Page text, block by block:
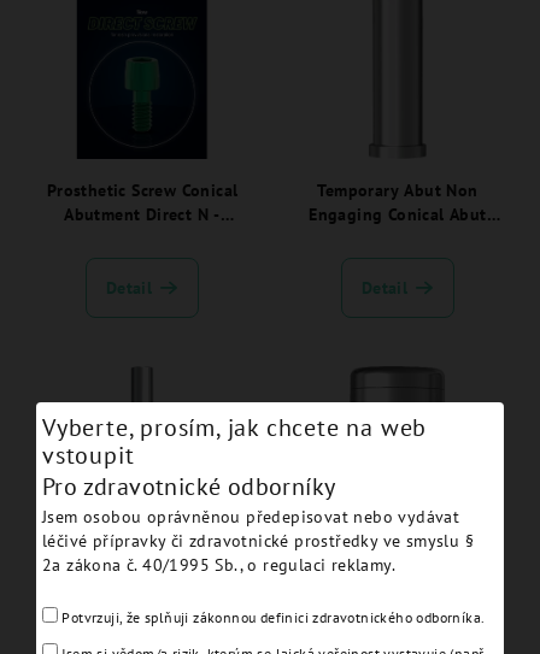
Prosthetic Screw Conical
Abutment Direct N -
Detail
Temporary Abut Non
Engaging Conical Abut
EVCATANEWSC
Detail
Conical Abutment
Engaging Open Tray hex
1,2 - EVCAICOTEC
Conical Abutment Healing
EVCAHC9
Vyberte, prosím, jak chcete na web
vstoupit
Pro zdravotnické odborníky
Jsem osobou oprávněnou předepisovat nebo vydávat
léčivé přípravky či zdravotnické prostředky ve smyslu §
2a zákona č. 40/1995 Sb., o regulaci reklamy.
Potvrzuji, že splňuji zákonnou definici zdravotnického odborníka.